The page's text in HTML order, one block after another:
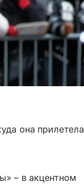
она прилетела
– в акцентном